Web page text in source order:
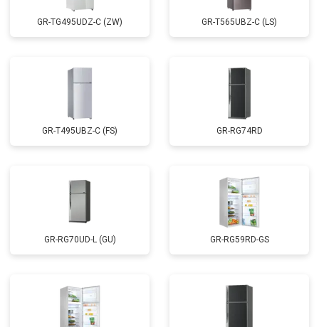
GR-TG495UDZ-C (ZW) GR-T565UBZ-C (LS)
GR-T495UBZ-C (FS) GR-RG74RD
GR-RG70UD-L (GU) GR-RG59RD-GS